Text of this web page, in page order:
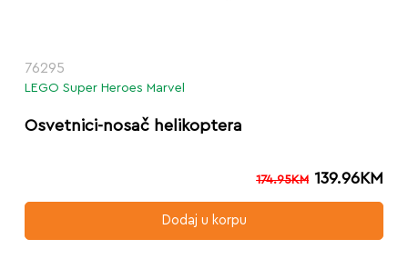
76295
LEGO Super Heroes Marvel
Osvetnici-nosač helikoptera
174.95KM 139.96KM
Dodaj u korpu